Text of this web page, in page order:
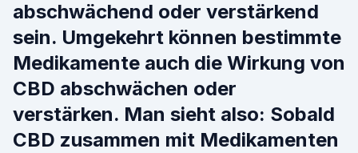
abschwächend oder verstärkend
sein. Umgekehrt können bestimmte
Medikamente auch die Wirkung von
CBD abschwächen oder
verstärken. Man sieht also: Sobald
CBD zusammen mit Medikamenten